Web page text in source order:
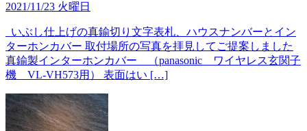
2021/11/23 火曜日
いぶし仕上げの真鍮切り文字表札、ハウスナンバーとイン
ターホンカバー 取付場所の写真を拝見してご提案しました
真鍮製インターホンカバー （panasonic ワイヤレス玄関子
機 VL-VH573用） 表面はい […]